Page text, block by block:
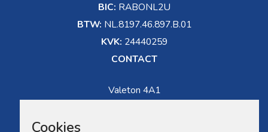
BIC: RABONL2U
BTW: NL.8197.46.897.B.01
KVK: 24440259
CONTACT
Valeton 4A1
Cookies